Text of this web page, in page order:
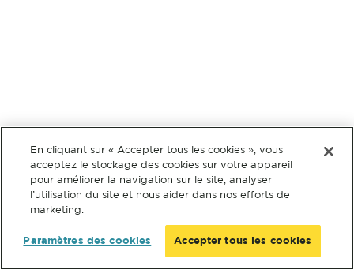
En cliquant sur « Accepter tous les cookies », vous
acceptez le stockage des cookies sur votre appareil
pour améliorer la navigation sur le site, analyser
l’utilisation du site et nous aider dans nos efforts de
marketing.
Paramètres des cookies Accepter tous les cookies